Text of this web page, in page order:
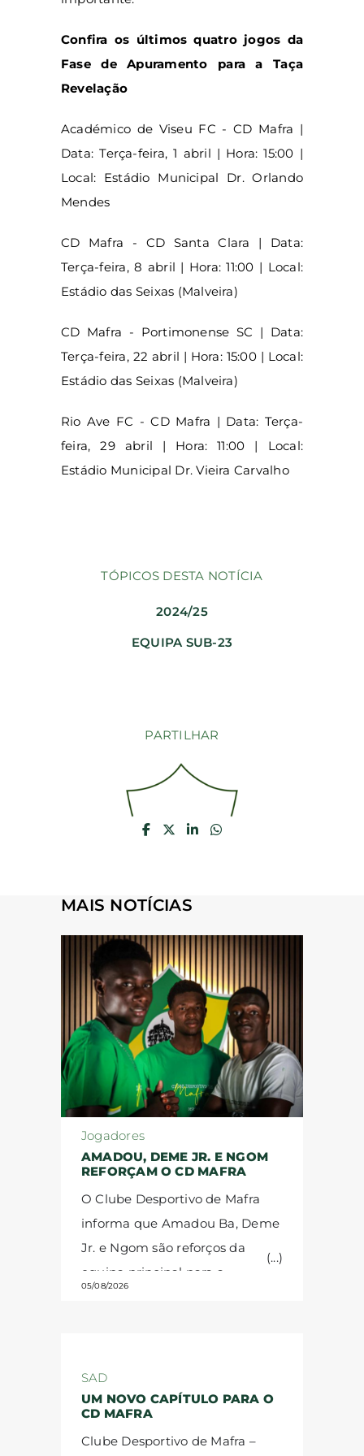
Confira os últimos quatro jogos da
Fase de Apuramento para a Taça
Revelação
Académico de Viseu FC - CD Mafra |
Data: Terça-feira, 1 abril | Hora: 15:00 |
Local: Estádio Municipal Dr. Orlando
Mendes
CD Mafra - CD Santa Clara | Data:
Terça-feira, 8 abril | Hora: 11:00 | Local:
Estádio das Seixas (Malveira)
CD Mafra - Portimonense SC | Data:
Terça-feira, 22 abril | Hora: 15:00 | Local:
Estádio das Seixas (Malveira)
Rio Ave FC - CD Mafra | Data: Terça-
feira, 29 abril | Hora: 11:00 | Local:
Estádio Municipal Dr. Vieira Carvalho
TÓPICOS DESTA NOTÍCIA
2024/25
EQUIPA SUB-23
PARTILHAR
MAIS NOTÍCIAS
Jogadores
AMADOU, DEME JR. E NGOM
REFORÇAM O CD MAFRA
O Clube Desportivo de Mafra
informa que Amadou Ba, Deme
Jr. e Ngom são reforços da
equipa principal para a
FC Midtjylland Next Generation,
representou o Keur Madior FC,
uma das academias de maior
05/08/2026
SAD
UM NOVO CAPÍTULO PARA O
CD MAFRA
Clube Desportivo de Mafra –